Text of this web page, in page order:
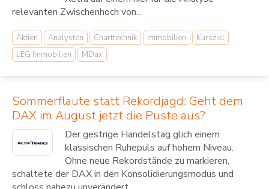
relevanten Zwischenhoch von...
Aktien Analysten Charttechnik Immobilien
Kursziel
LEG Immobilien
MDax
Sommerflaute statt Rekordjagd: Geht dem
DAX im August jetzt die Puste aus?
Der gestrige Handelstag glich einem
klassischen Ruhepuls auf hohem Niveau.
Ohne neue Rekordstände zu markieren,
schaltete der DAX in den Konsolidierungsmodus und